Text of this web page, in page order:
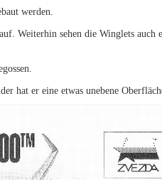
werden.
Weiterhin sehen die Winglets
hat er eine etwas unebene